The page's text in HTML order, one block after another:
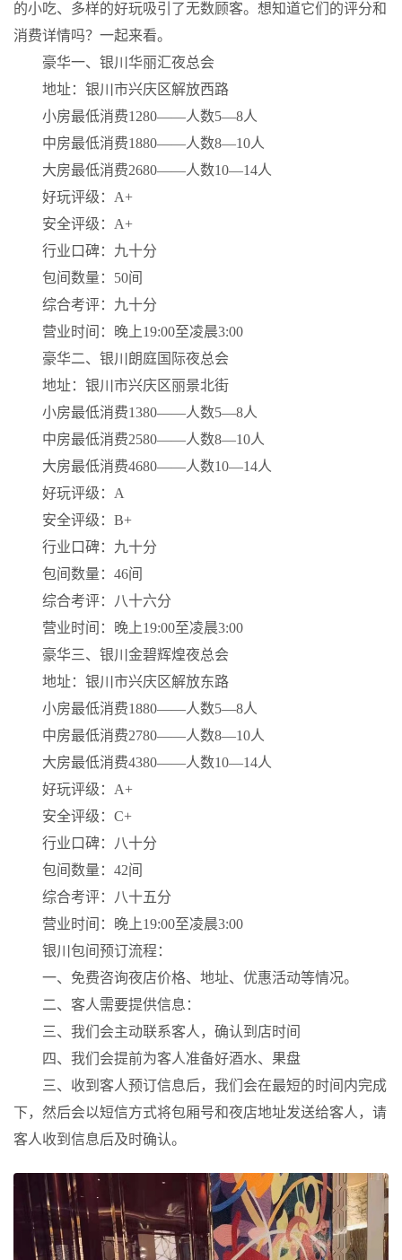
的小吃、多样的好玩吸引了无数顾客。想知道它们的评分和
消费详情吗？一起来看。
豪华一、银川华丽汇夜总会
地址：银川市兴庆区解放西路
小房最低消费1280——人数5—8人
中房最低消费1880——人数8—10人
大房最低消费2680——人数10—14人
好玩评级：A+
安全评级：A+
行业口碑：九十分
包间数量：50间
综合考评：九十分
营业时间：晚上19:00至凌晨3:00
豪华二、银川朗庭国际夜总会
地址：银川市兴庆区丽景北街
小房最低消费1380——人数5—8人
中房最低消费2580——人数8—10人
大房最低消费4680——人数10—14人
好玩评级：A
安全评级：B+
行业口碑：九十分
包间数量：46间
综合考评：八十六分
营业时间：晚上19:00至凌晨3:00
豪华三、银川金碧辉煌夜总会
地址：银川市兴庆区解放东路
小房最低消费1880——人数5—8人
中房最低消费2780——人数8—10人
大房最低消费4380——人数10—14人
好玩评级：A+
安全评级：C+
行业口碑：八十分
包间数量：42间
综合考评：八十五分
营业时间：晚上19:00至凌晨3:00
银川包间预订流程：
一、免费咨询夜店价格、地址、优惠活动等情况。
二、客人需要提供信息：
三、我们会主动联系客人，确认到店时间
四、我们会提前为客人准备好酒水、果盘
三、收到客人预订信息后，我们会在最短的时间内完成
下，然后会以短信方式将包厢号和夜店地址发送给客人，请
客人收到信息后及时确认。